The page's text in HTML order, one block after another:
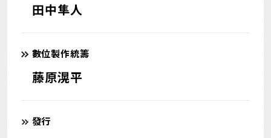
田中隼人
數位製作統籌
藤原滉平
發行